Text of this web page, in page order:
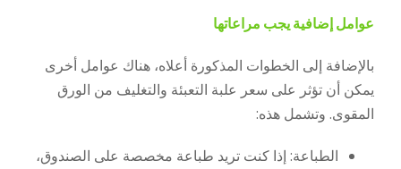
عوامل إضافية يجب مراعاتها
بالإضافة إلى الخطوات المذكورة أعلاه، هناك عوامل أخرى
يمكن أن تؤثر على سعر علبة التعبئة والتغليف من الورق
المقوى. وتشمل هذه:
الطباعة: إذا كنت تريد طباعة مخصصة على الصندوق،